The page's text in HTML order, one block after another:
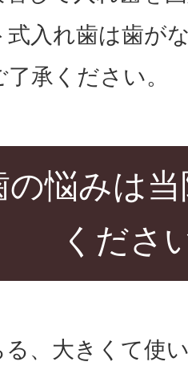
式入れ歯は歯が
承ください。
の悩みは
くださ
る、大きくて使